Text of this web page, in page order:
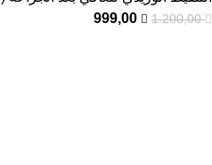
1.200,00
999,00